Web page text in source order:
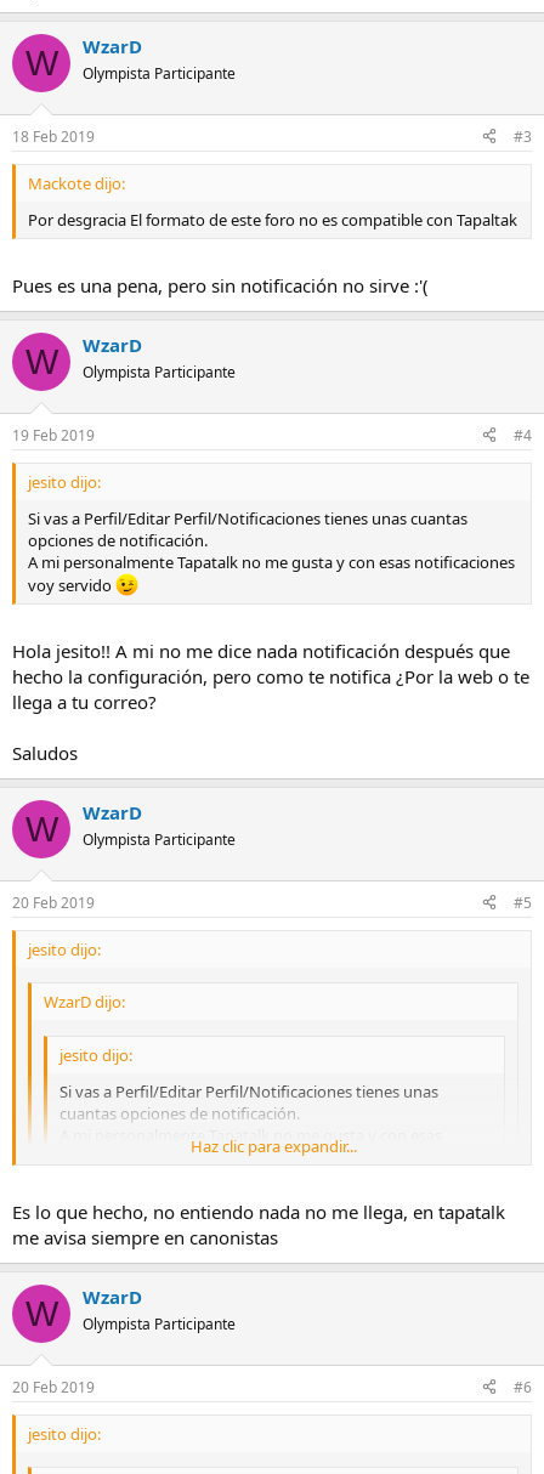
W WzarD
Olympista Participante
18 Feb 2019 #3
Mackote dijo:
Por desgracia El formato de este foro no es compatible con Tapaltak
Pues es una pena, pero sin notificación no sirve :'(
W WzarD
Olympista Participante
19 Feb 2019 #4
jesito dijo:
Si vas a Perfil/Editar Perfil/Notificaciones tienes unas cuantas
opciones de notificación.
A mi personalmente Tapatalk no me gusta y con esas notificaciones
voy servido
Hola jesito!! A mi no me dice nada notificación después que
hecho la configuración, pero como te notifica ¿Por la web o te
llega a tu correo?
Saludos
W WzarD
Olympista Participante
20 Feb 2019 #5
jesito dijo:
WzarD dijo:
jesito dijo:
Si vas a Perfil/Editar Perfil/Notificaciones tienes unas
cuantas opciones de notificación.
notificaciones voy servidoHaz clic para expandir...
Hola jesito!! A mi no me dice nada notificación después que
hecho la configuración, pero como te notifica ¿Por la web o te
llega a tu correo?
Saludos
Al correo que tengas definido en tu perfil...
Haz clic para expandir...
Es lo que hecho, no entiendo nada no me llega, en tapatalk
me avisa siempre en canonistas
W WzarD
Olympista Participante
20 Feb 2019 #6
jesito dijo: